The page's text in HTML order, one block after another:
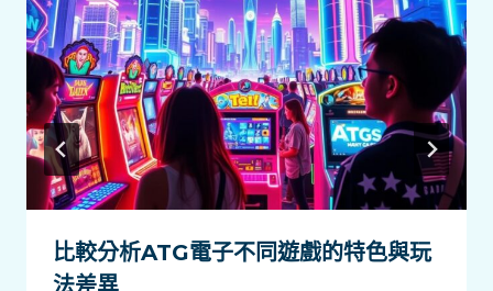
比較分析ATG電子不同遊戲的特色與玩
法差異